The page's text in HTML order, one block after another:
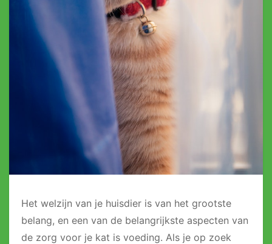
Het welzijn van je huisdier is van het grootste
belang, en een van de belangrijkste aspecten van
de zorg voor je kat is voeding. Als je op zoek